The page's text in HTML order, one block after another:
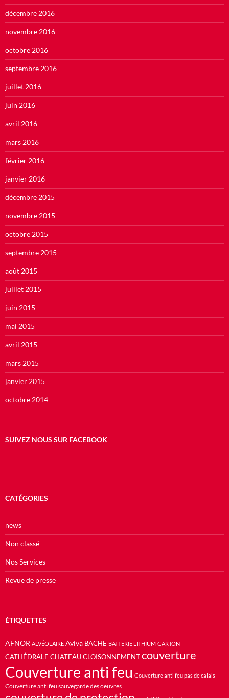
décembre 2016
novembre 2016
octobre 2016
septembre 2016
juillet 2016
juin 2016
avril 2016
mars 2016
février 2016
janvier 2016
décembre 2015
novembre 2015
octobre 2015
septembre 2015
août 2015
juillet 2015
juin 2015
mai 2015
avril 2015
mars 2015
janvier 2015
octobre 2014
SUIVEZ NOUS SUR FACEBOOK
CATÉGORIES
news
Non classé
Nos Services
Revue de presse
ÉTIQUETTES
AFNOR ALVÉOLAIRE Aviva BACHE BATTERIE LITHIUM CARTON
CATHÉDRALE CHATEAU CLOISONNEMENT couverture
Couverture anti feu Couverture anti feu pas de calais
Couverture anti feu sauvegarde des oeuvres